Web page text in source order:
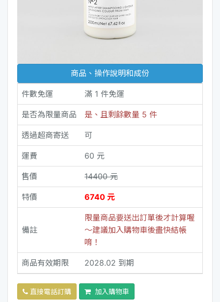
商品、操作說明和成份
件數免運 滿 1 件免運
是否為限量商品 是、且剩餘數量 5 件
透過超商寄送 可
運費 60 元
售價 14400 元
特價 6740 元
備註
限量商品要送出訂單後才計算喔
～建議加入購物車後盡快結帳
唷！
商品有效期限 2028.02 到期
直接電話訂購 加入購物車